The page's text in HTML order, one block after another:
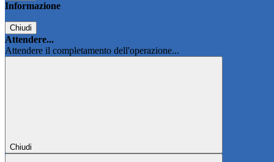
Informazione
Chiudi
Attendere...
Attendere il completamento dell'operazione...
Chiudi